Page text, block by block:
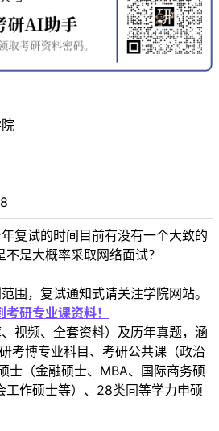
复试的时间目前有没有一个大致的
是大概率采取网络面试？
围，复试通知式请关注学院网站。
研专业课资料！
视频、全套资料）及历年真题，涵
考博专业科目、考研公共课（政治
士（金融硕士、MBA、国际商务硕
工作硕士等）、28类同等学力申硕